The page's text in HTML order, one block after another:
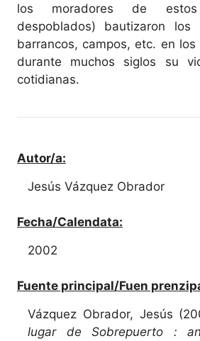
los moradores de
despoblados) bautizaron los
barrancos, campos, etc. en los
durante muchos siglos su
cotidianas.
Autor/a:
Jesús Vázquez Obrador
Fecha/Calendata:
2002
Fuente principal/Fuen
Vázquez Obrador, Jesús
lugar de Sobrepuerto :